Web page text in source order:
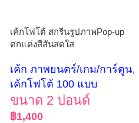
เค้กโฟโต้ สกรีนรูปภาพPop-up
ตกแต่งสีสันสดใส
เค้ก ภาพยนตร์/เกม/การ์ตูน,
เค้กโฟโต้ 100 แบบ
ขนาด 2 ปอนด์
฿1,400